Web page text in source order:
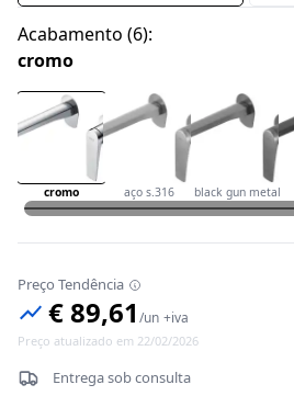
Acabamento (6):
cromo
cromo aço s.316 black gun metal
Preço Tendência
€ 89,61 /un +iva
Preço atualizado em 22/02/2026
Entrega sob consulta